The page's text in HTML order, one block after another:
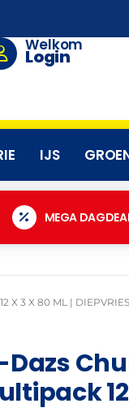
Welkom
Login
IJS
MEGA
X 3 X 80 ML | DIEPVRIES